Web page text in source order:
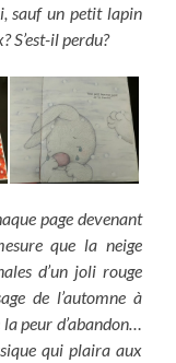
sauf un petit lapin
S’est-il perdu?
page devenant
que la neige
d’un joli rouge
de l’automne à
peur d’abandon…
qui plaira aux